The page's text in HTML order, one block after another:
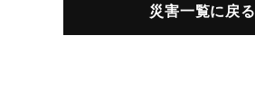
災害一覧に戻る